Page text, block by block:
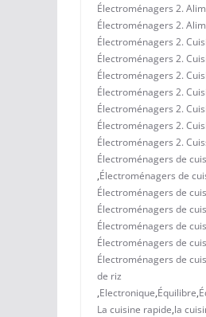
Électroménagers 2.
Électroménagers 2.
Électroménagers 2.
Électroménagers 2.
Électroménagers 2.
Électroménagers 2.
Électroménagers 2.
Électroménagers 2.
Électroménagers 2.
Électroménagers de
,Électroménagers de
Électroménagers de
Électroménagers de
Électroménagers de
Électroménagers de
Électroménagers de
de riz
,Electronique,Équilibre,
La cuisine rapide,la